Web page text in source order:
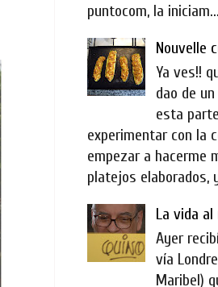
puntocom, la iniciam...
Nouvelle
Ya ves!!
dao de
esta
experimentar con la
empezar a hacerme
platejos elaborados,
La vida al
Ayer
vía
Maribel)